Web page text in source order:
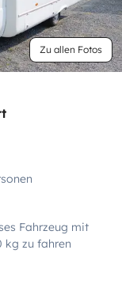
Zu allen Fotos
Fahrzeug mit
kg zu fahren